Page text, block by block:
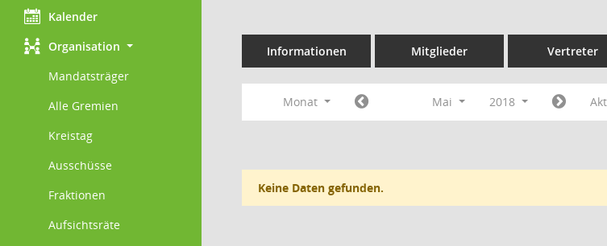
Kalender
Organisation
Mandatsträger
Alle Gremien
Kreistag
Ausschüsse
Fraktionen
Aufsichtsräte
Informationen Mitglieder Vertreter
Monat Mai 2018
Keine Daten gefunden.